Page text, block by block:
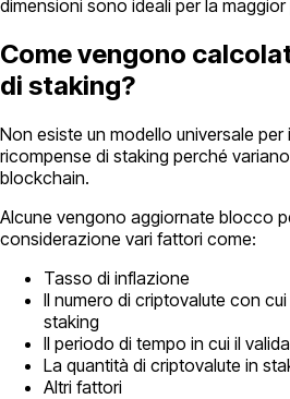
dimensioni sono ideali per la
Come vengono
di staking?
Non esiste un modello universale per
ricompense di staking perché
blockchain.
Alcune vengono aggiornate blocco
considerazione vari fattori come:
Tasso di inflazione
Il numero di criptovalute con
staking
Il periodo di tempo in cui il
La quantità di criptovalute in
Altri fattori